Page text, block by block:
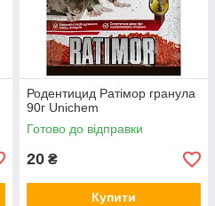
Родентицид Ратімор гранула
90г Unichem
Готово до відправки
20 ₴
Купити